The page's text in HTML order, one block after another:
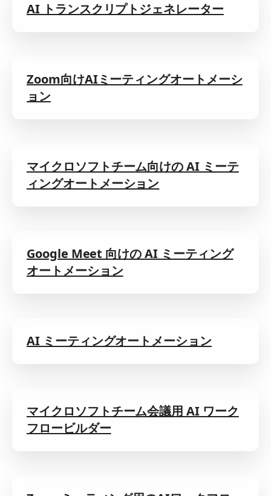
AI トランスクリプトジェネレーター
Zoom向けAIミーティングオートメーシ
ョン
マイクロソフトチーム向けの AI ミーテ
ィングオートメーション
Google Meet 向けの AI ミーティング
オートメーション
AI ミーティングオートメーション
マイクロソフトチーム会議用 AI ワーク
フロービルダー